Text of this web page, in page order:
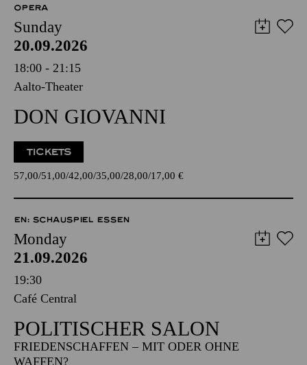
OPERA
Sunday
20.09.2026
18:00 - 21:15
Aalto-Theater
DON GIOVANNI
TICKETS
57,00 51,00 42,00 35,00 28,00 17,00 €
EN: SCHAUSPIEL ESSEN
Monday
21.09.2026
19:30
Café Central
POLITISCHER SALON
FRIEDENSCHAFFEN – MIT ODER OHNE
WAFFEN?